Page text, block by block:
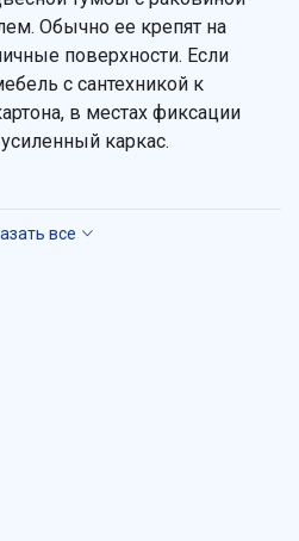
Обычно ее крепят на
поверхности. Если
с сантехникой к
в местах фиксации
каркас.
оттенков, которые